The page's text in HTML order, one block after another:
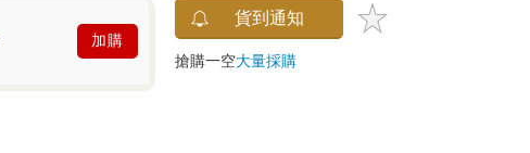
加購
貨到通知
搶購一空大量採購